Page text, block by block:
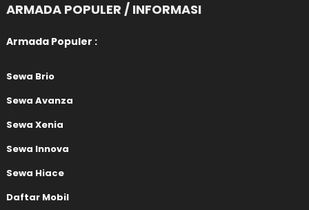
ARMADA POPULER / INFORMASI
Armada Populer :
Sewa Brio
Sewa Avanza
Sewa Xenia
Sewa Innova
Sewa Hiace
Daftar Mobil